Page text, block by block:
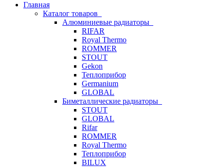
Главная
Каталог товаров
Алюминиевые радиаторы
RIFAR
Royal Thermo
ROMMER
STOUT
Gekon
Теплоприбор
Germanium
GLOBAL
Биметаллические радиаторы
STOUT
GLOBAL
Rifar
ROMMER
Royal Thermo
Теплоприбор
BILUX